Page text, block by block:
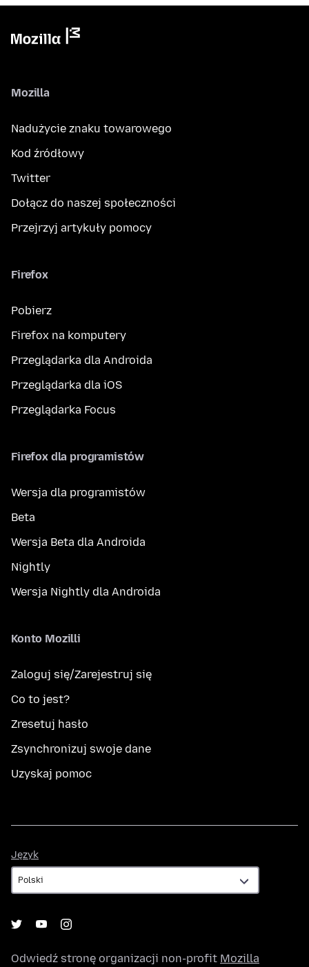
Mozilla
Nadużycie znaku towarowego
Kod źródłowy
Twitter
Dołącz do naszej społeczności
Przejrzyj artykuły pomocy
Firefox
Pobierz
Firefox na komputery
Przeglądarka dla Androida
Przeglądarka dla iOS
Przeglądarka Focus
Firefox dla programistów
Wersja dla programistów
Beta
Wersja Beta dla Androida
Nightly
Wersja Nightly dla Androida
Konto Mozilli
Zaloguj się/Zarejestruj się
Co to jest?
Zresetuj hasło
Zsynchronizuj swoje dane
Uzyskaj pomoc
Język
Odwiedź stronę organizacji non-profit Mozilla